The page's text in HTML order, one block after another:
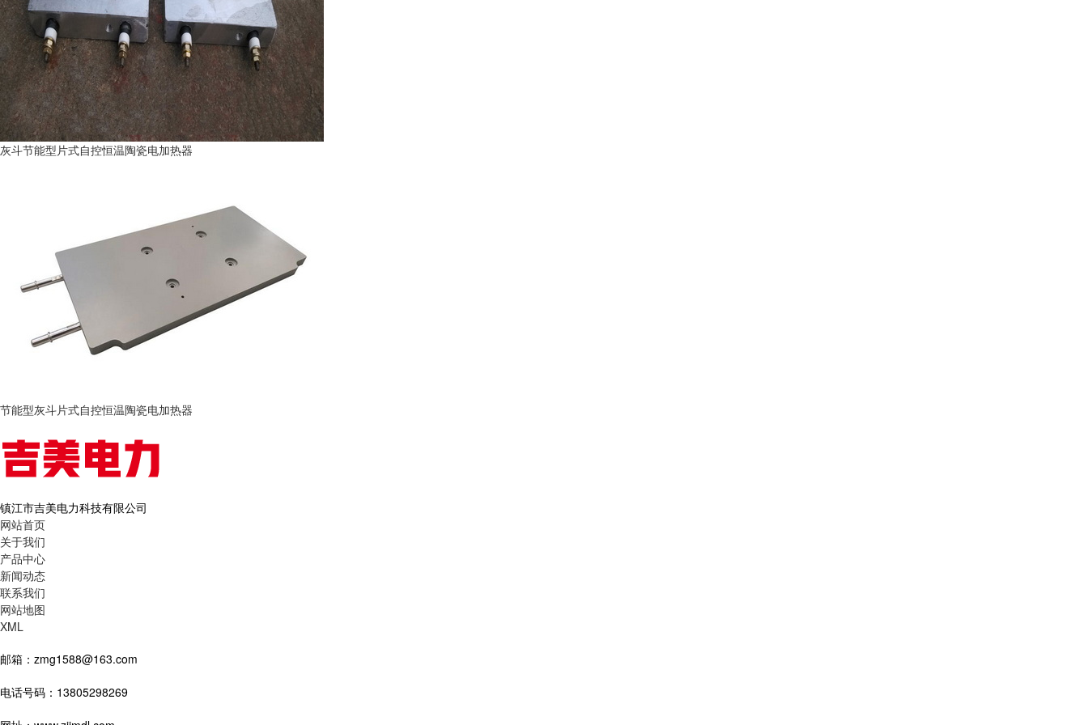
灰斗节能型片式自控恒温陶瓷电加热器
节能型灰斗片式自控恒温陶瓷电加热器
镇江市吉美电力科技有限公司
网站首页
关于我们
产品中心
新闻动态
联系我们
网站地图
XML
邮箱：zmg1588@163.com
电话号码：13805298269